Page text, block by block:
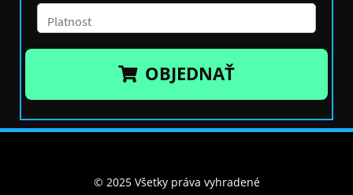
OBJEDNAŤ
© 2025 Všetky práva vyhradené